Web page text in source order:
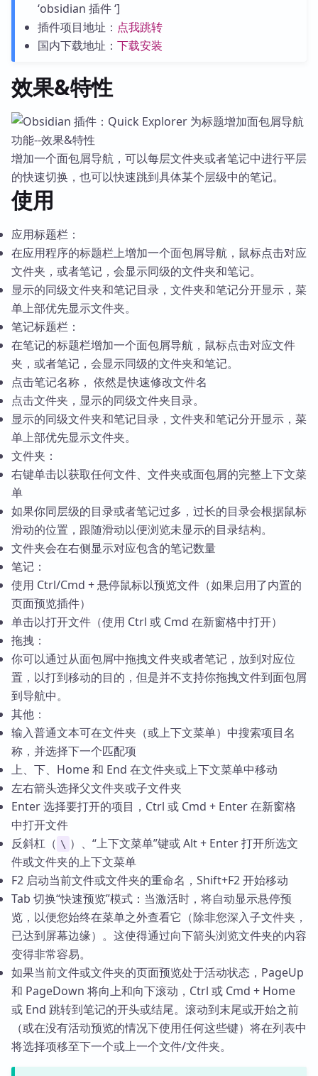
‘obsidian 插件 ‘]
插件项目地址： 点我跳转
国内下载地址： 下载安装
效果&特性
增加一个面包屑导航，可以每层文件夹或者笔记中进行平层
的快速切换，也可以快速跳到具体某个层级中的笔记。
使用
应用标题栏：
在应用程序的标题栏上增加一个面包屑导航，鼠标点击对应
文件夹，或者笔记，会显示同级的文件夹和笔记。
显示的同级文件夹和笔记目录，文件夹和笔记分开显示，菜
单上部优先显示文件夹。
笔记标题栏：
在笔记的标题栏增加一个面包屑导航，鼠标点击对应文件
夹，或者笔记，会显示同级的文件夹和笔记。
点击笔记名称， 依然是快速修改文件名
点击文件夹，显示的同级文件夹目录。
显示的同级文件夹和笔记目录，文件夹和笔记分开显示，菜
单上部优先显示文件夹。
文件夹：
右键单击以获取任何文件、文件夹或面包屑的完整上下文菜
单
如果你同层级的目录或者笔记过多，过长的目录会根据鼠标
滑动的位置，跟随滑动以便浏览未显示的目录结构。
文件夹会在右侧显示对应包含的笔记数量
笔记：
使用 Ctrl/Cmd + 悬停鼠标以预览文件（如果启用了内置的
页面预览插件）
单击以打开文件（使用 Ctrl 或 Cmd 在新窗格中打开）
拖拽：
你可以通过从面包屑中拖拽文件夹或者笔记，放到对应位
置，以打到移动的目的，但是并不支持你拖拽文件到面包屑
到导航中。
其他：
输入普通文本可在文件夹（或上下文菜单）中搜索项目名
称，并选择下一个匹配项
上、下、Home 和 End 在文件夹或上下文菜单中移动
左右箭头选择父文件夹或子文件夹
Enter 选择要打开的项目，Ctrl 或 Cmd + Enter 在新窗格
中打开文件
反斜杠（ \ ）、“上下文菜单”键或 Alt + Enter 打开所选文
件或文件夹的上下文菜单
F2 启动当前文件或文件夹的重命名，Shift+F2 开始移动
Tab 切换“快速预览”模式：当激活时，将自动显示悬停预
览，以便您始终在菜单之外查看它（除非您深入子文件夹，
已达到屏幕边缘）。这使得通过向下箭头浏览文件夹的内容
变得非常容易。
如果当前文件或文件夹的页面预览处于活动状态，PageUp
和 PageDown 将向上和向下滚动，Ctrl 或 Cmd + Home
或 End 跳转到笔记的开头或结尾。滚动到末尾或开始之前
（或在没有活动预览的情况下使用任何这些键）将在列表中
将选择项移至下一个或上一个文件/文件夹。